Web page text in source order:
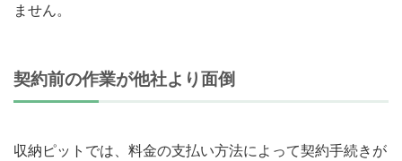
ません。
契約前の作業が他社より面倒
収納ピットでは、料金の支払い方法によって契約手続きが